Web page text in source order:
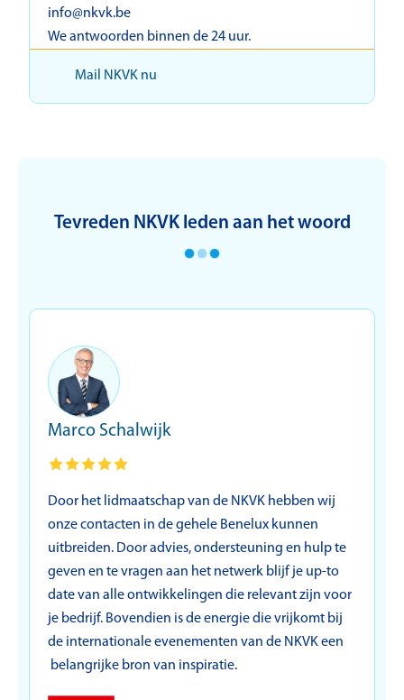
info@nkvk.be
We antwoorden binnen de 24 uur.
Mail NKVK nu
Tevreden NKVK leden aan het woord
Marco Schalwijk
Door het lidmaatschap van de NKVK hebben wij
onze contacten in de gehele Benelux kunnen
uitbreiden. Door advies, ondersteuning en hulp te
geven en te vragen aan het netwerk blijf je up-to
date van alle ontwikkelingen die relevant zijn voor
je bedrijf. Bovendien is de energie die vrijkomt bij
de internationale evenementen van de NKVK een
belangrijke bron van inspiratie.